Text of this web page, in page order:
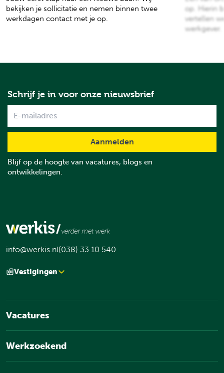
bekijken je sollicitatie en nemen binnen twee
werkdagen contact met je op.
op. Hierin
vertellen
werkgever.
Schrijf je in voor onze nieuwsbrief
Blijf op de hoogte van vacatures, blogs en
ontwikkelingen.
info@werkis.nl(038) 33 10 540
Vestigingen
Vacatures
Werkzoekend